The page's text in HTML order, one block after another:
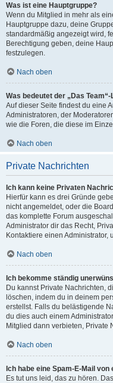
Was ist eine Hauptgruppe?
Wenn du Mitglied in mehr als
Hauptgruppe dazu, deine
standardmäßig angezeigt wird,
Berechtigung geben, deine
festzulegen.
Nach oben
Was bedeutet der „Das
Auf dieser Seite findest du eine
Administratoren, der
wie die Foren, die diese im
Nach oben
Private Nachrichten
Ich kann keine Privaten
Hierfür kann es drei Gründe
nicht angemeldet, oder die
das komplette Forum
Administrator dir das Recht,
Kontaktiere einen Administrator,
Nach oben
Ich bekomme ständig
Du kannst Private Nachrichten,
löschen, indem du in deinem
erstellst. Falls du belästigende
du dies auch einem
Mitglied dann verbieten, Private
Nach oben
Ich habe eine Spam-E-Mail
Es tut uns leid, das zu hören.